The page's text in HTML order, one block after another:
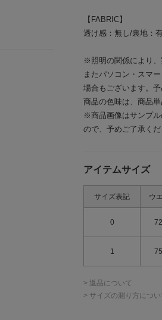
【FABRIC】
透け感：無し/裏地：
※照明の関係により、
またパソコン・スマ
場合もございます。予
商品の色味は、商品単
※商品画像はサンプ
ので、予めご了承くだ
アイテムサイズ
サイズ表記 ウ
0
1
> 返品について
> サイズの測り方につい